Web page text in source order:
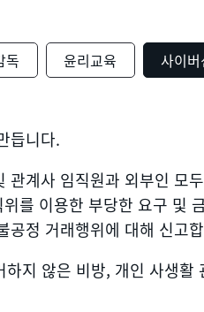
독 윤리교육 사이
듭니다.
관계사 임직원과 외부인 모
를 이용한 부당한 요구 및
공정 거래행위에 대해 신고
지 않은 비방, 개인 사생활